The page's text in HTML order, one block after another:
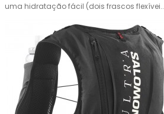
uma hidratação fácil (dois frascos flexívei..